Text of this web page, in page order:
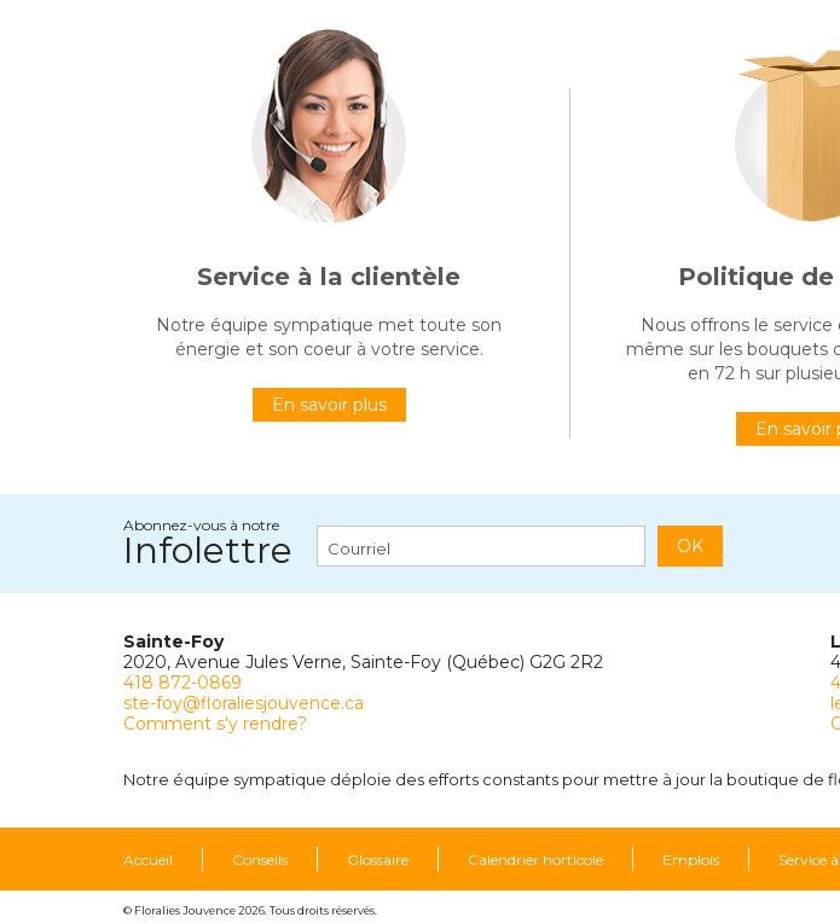
Service à la clientèle
Notre équipe sympatique met toute son
énergie et son coeur à votre service.
En savoir plus
Politique de
Nous offrons le service
même sur les bouquets
en 72 h sur
En savoir
Abonnez-vous à notre
Infolettre OK
Sainte-Foy
2020, Avenue Jules Verne, Sainte-Foy (Québec) G2G 2R2
418 872-0869
ste-foy@floraliesjouvence.ca
Comment s'y rendre?
Notre équipe sympatique déploie des efforts constants pour mettre à jour la boutique de
Accueil Conseils Glossaire Calendrier horticole Emplois Service
© Floralies Jouvence 2026. Tous droits réservés.